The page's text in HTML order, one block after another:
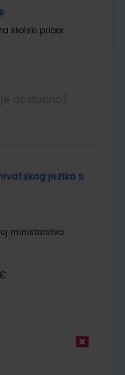
školski pribor
jezika s
ministarstva: